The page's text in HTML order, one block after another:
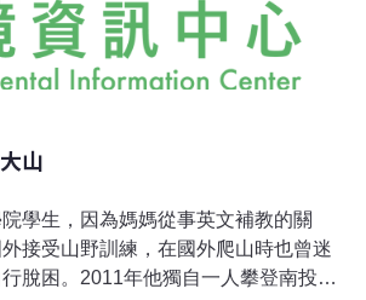
管理單位代表，針對封閉
山
學生，因為媽媽從事英文補教的關
接受山野訓練，在國外爬山時也曾迷
脫困。2011年他獨自一人攀登南投白